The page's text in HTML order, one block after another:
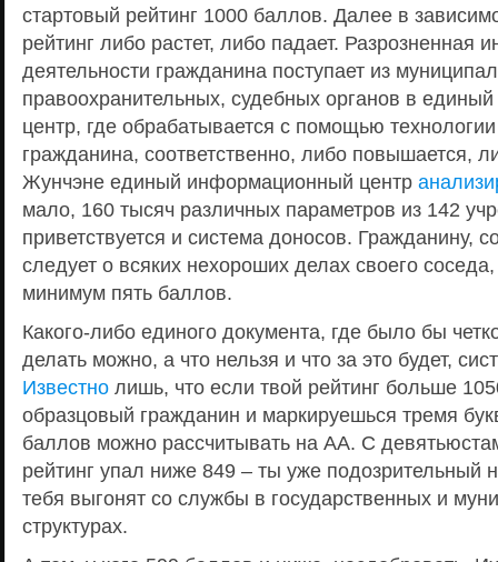
стартовый рейтинг 1000 баллов. Далее в
рейтинг либо растет, либо падает. Разрозненная
деятельности гражданина поступает из
правоохранительных, судебных органов в
центр, где обрабатывается с помощью
гражданина, соответственно, либо повышается,
Жунчэне единый информационный центр
мало, 160 тысяч различных параметров из 142
приветствуется и система доносов. Гражданину,
следует о всяких нехороших делах своего соседа,
минимум пять баллов.
Какого-либо единого документа, где было бы
делать можно, а что нельзя и что за это будет,
Известно лишь, что если твой рейтинг больше
образцовый гражданин и маркируешься тремя
баллов можно рассчитывать на АА. С
рейтинг упал ниже 849 – ты уже подозрительный
тебя выгонят со службы в государственных и
структурах.